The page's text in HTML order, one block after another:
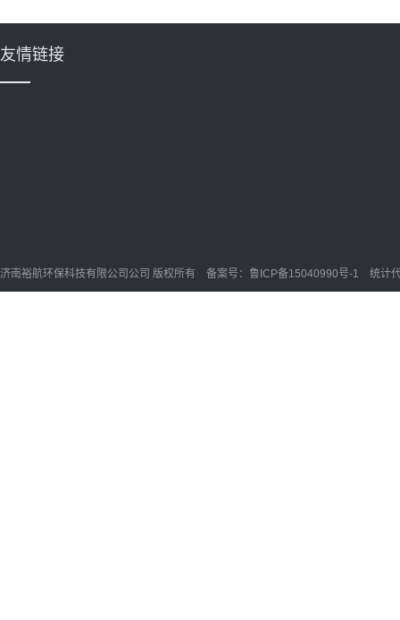
友情链接
济南裕航环保科技有限公司公司 版权所有 备案号： 鲁ICP备15040990号-1 统计